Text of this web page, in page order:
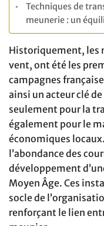
Techniques de
meunerie : un
Historiquement, les
vent, ont été les
campagnes
ainsi un acteur clé
seulement pour la
également pour le
économiques
l’abondance des
développement
Moyen Âge. Ces
socle de
renforçant le lien